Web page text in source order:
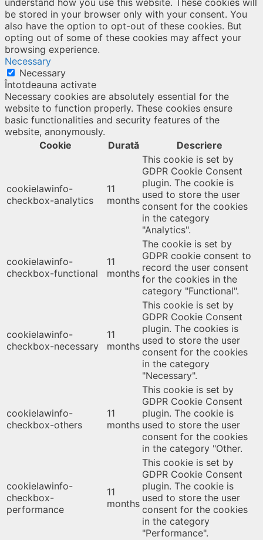
be stored in your browser only with your consent. You
also have the option to opt-out of these cookies. But
opting out of some of these cookies may affect your
browsing experience.
Necessary
Necessary
Întotdeauna activate
Necessary cookies are absolutely essential for the
website to function properly. These cookies ensure
basic functionalities and security features of the
website, anonymously.
Cookie
Durată Descriere
cookielawinfo-
checkbox-analytics
11
months
This cookie is set by
GDPR Cookie Consent
plugin. The cookie is
used to store the user
consent for the cookies
in the category
"Analytics".
cookielawinfo-
checkbox-functional
11
months
The cookie is set by
GDPR cookie consent to
record the user consent
for the cookies in the
category "Functional".
cookielawinfo-
checkbox-necessary
11
months
This cookie is set by
GDPR Cookie Consent
plugin. The cookies is
used to store the user
consent for the cookies
in the category
"Necessary".
cookielawinfo-
checkbox-others
11
months
This cookie is set by
GDPR Cookie Consent
plugin. The cookie is
used to store the user
consent for the cookies
in the category "Other.
cookielawinfo-
checkbox-
performance
11
months
This cookie is set by
GDPR Cookie Consent
plugin. The cookie is
used to store the user
consent for the cookies
in the category
"Performance".